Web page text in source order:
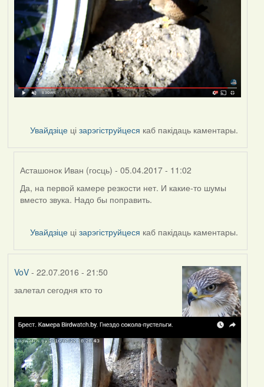
Увайдзіце цізарэгіструйцеся каб пакідаць каментары.
Асташонок Иван (госць) - 05.04.2017 - 11:02
In
reply
Да, на первой камере резкости нет. И какие-то шумы
вместо звука. Надо бы поправить.
Увайдзіце цізарэгіструйцеся каб пакідаць каментары.
VoV- 22.07.2016 - 21:50
залетал сегодня кто то